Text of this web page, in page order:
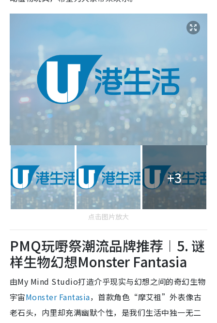
+3
点击图片放大
PMQ玩嘢祭潮流品牌推荐︱5. 谜
样生物幻想Monster Fantasia
由My Mind Studio打造介乎现实与幻想之间的奇幻生物
宇宙Monster Fantasia，首款角色“摩艾祖”外表像古
老石头，内里却充满幽默个性，是我们生活中独一无二